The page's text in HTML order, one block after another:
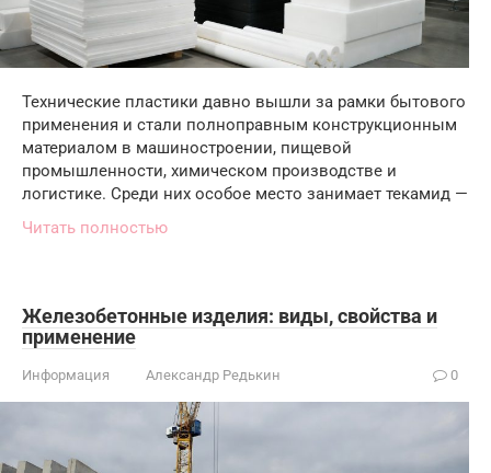
Технические пластики давно вышли за рамки бытового
применения и стали полноправным конструкционным
материалом в машиностроении, пищевой
промышленности, химическом производстве и
логистике. Среди них особое место занимает текамид —
Читать полностью
Железобетонные изделия: виды, свойства и
применение
Информация Александр Редькин 0